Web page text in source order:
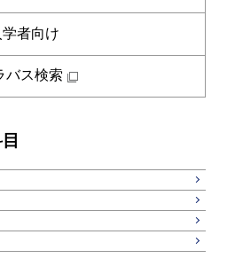
市・環境学コース
ース
市・環境学コース
ネルギーコース
ンジニアリングデザイン
会・人間科学コース
ション科学系
ノベーション科学コース
専門職学位課程
術経営専門職学位課程
語科目
目
者向け
バス検索